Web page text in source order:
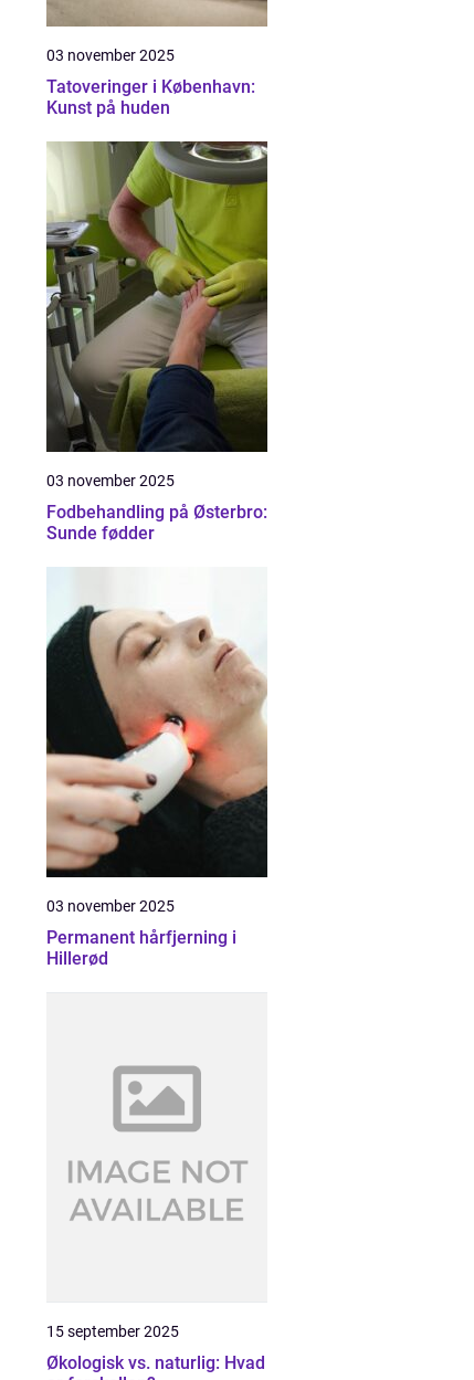
03 november 2025
Tatoveringer i København:
Kunst på huden
03 november 2025
Fodbehandling på Østerbro:
Sunde fødder
03 november 2025
Permanent hårfjerning i
Hillerød
15 september 2025
Økologisk vs. naturlig: Hvad